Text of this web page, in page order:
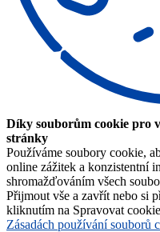
Díky souborům cookie pro
stránky
Používáme soubory cookie,
online zážitek a konzistentní
shromažďováním všech
Přijmout vše a zavřít nebo si
kliknutím na Spravovat
Zásadách používání souborů